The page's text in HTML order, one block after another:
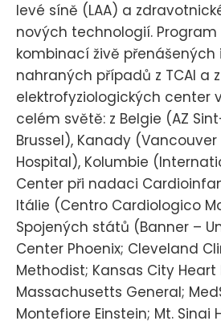
levé síně (LAA) a
nových technologií.
kombinací živě přenášených
nahraných případů z TCAI a
elektrofyziologických center
celém světě: z Belgie (AZ
Brussel), Kanady
Hospital), Kolumbie
Center při nadaci
Itálie (Centro Cardiologico
Spojených států (Banner –
Center Phoenix; Cleveland
Methodist; Kansas City
Massachusetts General;
Montefiore Einstein; Mt. Sinai